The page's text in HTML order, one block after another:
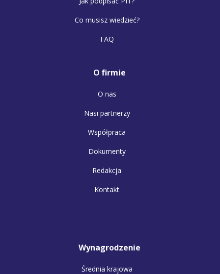
Co musisz wiedzieć?
FAQ
O firmie
O nas
Nasi partnerzy
Współpraca
Dokumenty
Redakcja
Kontakt
Wynagrodzenie
Średnia krajowa